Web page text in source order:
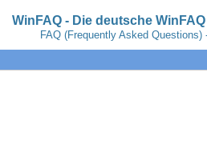
WinFAQ - Die deutsche WinFAQ
FAQ (Frequently Asked Questions)